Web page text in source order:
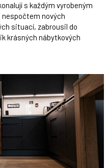
s každým vyrobeným
nespočtem nových
situací, zabrousil do
krásných nábytkových